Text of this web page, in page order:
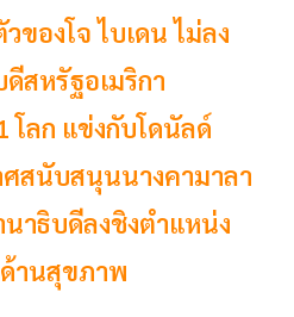
ของโจ ไบเดน ไม่ลง
สหรัฐอเมริกา
โลก แข่งกับโดนัลด์
สนับสนุนนางคามาลา
นาธิบดีลงชิงตำแหน่ง
านสุขภาพ